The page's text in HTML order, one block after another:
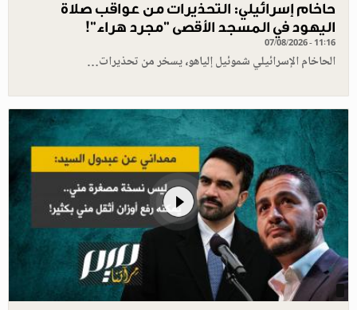
حاخام إسرائيلي: التحذيرات من عواقب صلاة
اليهود في المسجد الأقصى "مجرد هراء"!
07/08/2026 - 11:16
الحاخام الإسرائيلي شموئيل إلياهو، يسخر من تحذيرات…